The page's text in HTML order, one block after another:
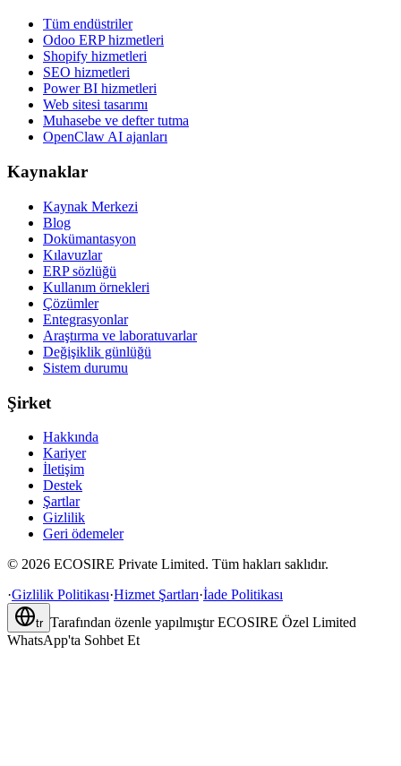
Tüm endüstriler
Odoo ERP hizmetleri
Shopify hizmetleri
SEO hizmetleri
Power BI hizmetleri
Web sitesi tasarımı
Muhasebe ve defter tutma
OpenClaw AI ajanları
Kaynaklar
Kaynak Merkezi
Blog
Dokümantasyon
Kılavuzlar
ERP sözlüğü
Kullanım örnekleri
Çözümler
Entegrasyonlar
Araştırma ve laboratuvarlar
Değişiklik günlüğü
Sistem durumu
Şirket
Hakkında
Kariyer
İletişim
Destek
Şartlar
Gizlilik
Geri ödemeler
© 2026 ECOSIRE Private Limited. Tüm hakları saklıdır.
·Gizlilik Politikası·Hizmet Şartları·İade Politikası
tr Tarafından özenle yapılmıştır ECOSIRE Özel Limited
WhatsApp'ta Sohbet Et